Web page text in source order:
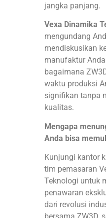
jangka panjang.
Vexa Dinamika
mengundang
mendiskusikan
manufaktur
bagaimana
waktu produksi
signifikan tanpa
kualitas.
Mengapa
Anda bisa
Kunjungi kantor
tim pemasaran
Teknologi untuk
penawaran
dari revolusi